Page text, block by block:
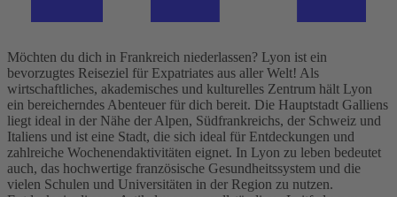
Möchten du dich in Frankreich niederlassen? Lyon ist ein
bevorzugtes Reiseziel für Expatriates aus aller Welt! Als
wirtschaftliches, akademisches und kulturelles Zentrum hält Lyon
ein bereicherndes Abenteuer für dich bereit. Die Hauptstadt Galliens
liegt ideal in der Nähe der Alpen, Südfrankreichs, der Schweiz und
Italiens und ist eine Stadt, die sich ideal für Entdeckungen und
zahlreiche Wochenendaktivitäten eignet. In Lyon zu leben bedeutet
auch, das hochwertige französische Gesundheitssystem und die
vielen Schulen und Universitäten in der Region zu nutzen.